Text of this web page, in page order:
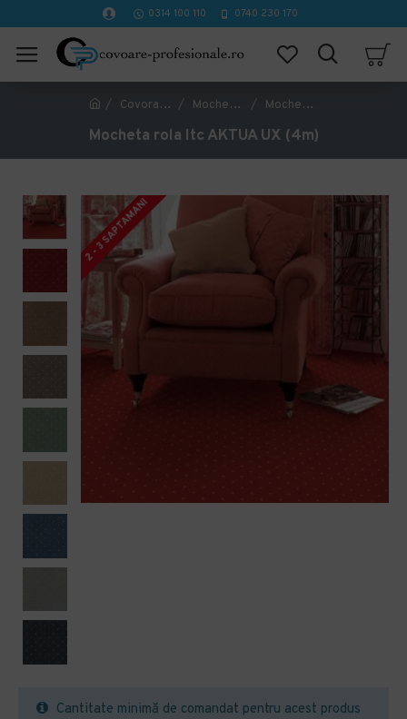
0314 100 110 0740 230 170
Covorase Profesionale Mochete Birou si Horeca Mocheta rola Itc AKTUA UX (4m)
Mocheta rola Itc AKTUA UX (4m)
2 - 3 SAPTAMANI
Cantitate minimă de comandat pentru acest produs